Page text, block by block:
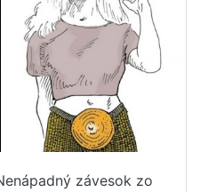
závesok zo